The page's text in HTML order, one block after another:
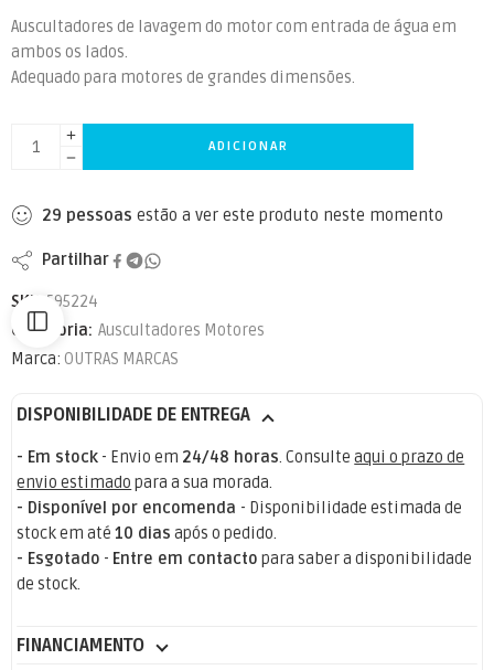
Auscultadores de lavagem do motor com entrada de água em
ambos os lados.
Adequado para motores de grandes dimensões.
ADICIONAR
29 pessoas estão a ver este produto neste momento
Partilhar
SKU:
595224
Categoria: Auscultadores Motores
Marca: OUTRAS MARCAS
DISPONIBILIDADE DE ENTREGA
- Em stock - Envio em 24/48 horas. Consulteaqui o prazo de
envio estimado para a sua morada.
- Disponível por encomenda - Disponibilidade estimada de
stock em até10 dias após o pedido.
- Esgotado - Entre em contacto para saber a disponibilidade
de stock.
FINANCIAMENTO